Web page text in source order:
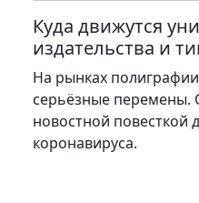
Куда движутся
издательства и
На рынках
серьёзные перемены.
новостной повесткой
коронавируса.